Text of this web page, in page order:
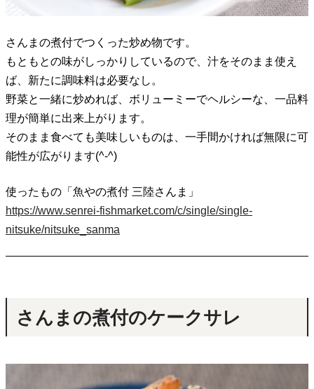
さんまの煮付でつくった炒め物です。
もともとの味がしっかりしているので、汁をそのまま使え
ば、新たに調味料は必要なし。
野菜と一緒に炒めれば、ボリューミーでヘルシーな、一品料
理が簡単に出来上がります。
そのまま食べても美味しいものは、一手間かければ無限に可
能性が広がります(^-^)
使ったもの「魚やの煮付 三陸さんま」
https://www.senrei-fishmarket.com/c/single/single-
nitsuke/nitsuke_sanma
さんまの煮付のケークサレ